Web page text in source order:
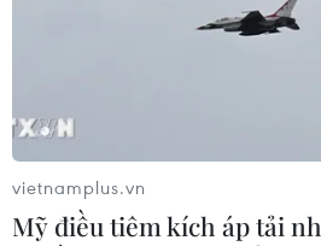
vietnamplus.vn
Mỹ điều tiêm kích áp tải